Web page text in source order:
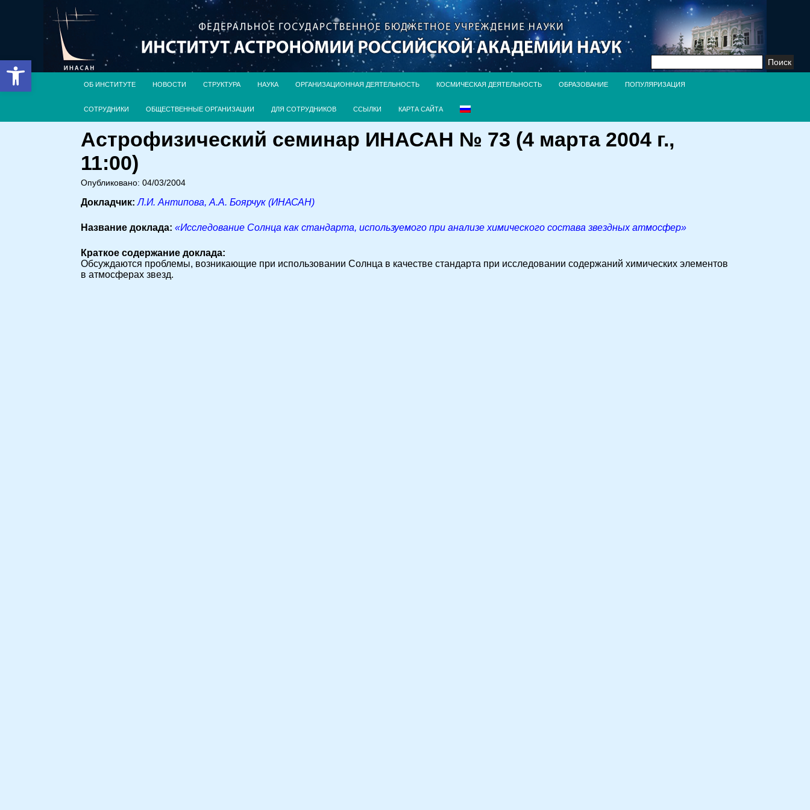
Открыть панель инструментов Найти:
ОБ ИНСТИТУТЕ НОВОСТИ СТРУКТУРА НАУКА ОРГАНИЗАЦИОННАЯ ДЕЯТЕЛЬНОСТЬ КОСМИЧЕСКАЯ ДЕЯТЕЛЬНОСТЬ ОБРАЗОВАНИЕ ПОПУЛЯРИЗАЦИЯ
СОТРУДНИКИ ОБЩЕСТВЕННЫЕ ОРГАНИЗАЦИИ ДЛЯ СОТРУДНИКОВ ССЫЛКИ КАРТА САЙТА
Астрофизический семинар ИНАСАН № 73 (4 марта 2004 г.,
11:00)
Опубликовано: 04/03/2004
Докладчик: Л.И. Антипова, А.А. Боярчук (ИНАСАН)
Название доклада: «Исследование Солнца как стандарта, используемого при анализе химического состава звездных атмосфер»
Краткое содержание доклада:
Обсуждаются проблемы, возникающие при использовании Солнца в качестве стандарта при исследовании содержаний химических элементов
в атмосферах звезд.